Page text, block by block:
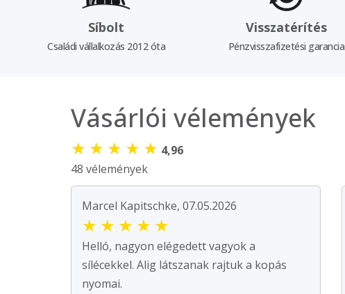
Síbolt
Családi vállalkozás 2012 óta
Visszatérítés
Pénzvisszafizetési garancia
Vásárlói vélemények
★ ★ ★ ★ ★ 4,96
48 vélemények
Marcel Kapitschke, 07.05.2026
★ ★ ★ ★ ★
Helló, nagyon elégedett vagyok a
sílécekkel. Alig látszanak rajtuk a kopás
nyomai.